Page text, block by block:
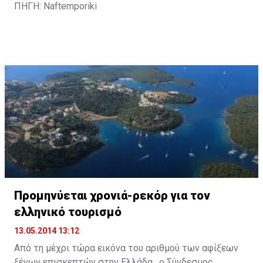
ΠΗΓΗ: Naftemporiki
Προμηνύεται χρονιά-ρεκόρ για τον
ελληνικό τουρισμό
13.05.2014 13:12
Από τη μέχρι τώρα εικόνα του αριθμού των αφίξεων